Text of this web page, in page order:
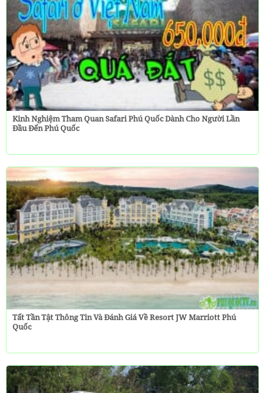
Kinh Nghiệm Tham Quan Safari Phú Quốc Dành Cho Người Lần
Đầu Đến Phú Quốc
Tất Tần Tật Thông Tin Và Đánh Giá Về Resort JW Marriott Phú
Quốc